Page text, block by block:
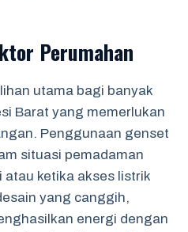
Perumahan
utama bagi banyak
Barat yang memerlukan
Penggunaan genset
situasi pemadaman
ketika akses listrik
yang canggih,
energi dengan